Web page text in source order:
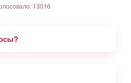
13016